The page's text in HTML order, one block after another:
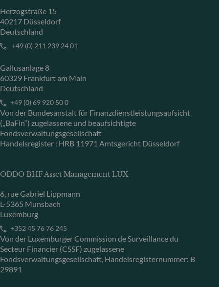
Herzogstraße 15
40217 Düsseldorf
Deutschland
+49 (0) 211 239 24 01
Gallusanlage 8
60329 Frankfurt am Main
Deutschland
+49 (0) 69 920 50 0
Von der Bundesanstalt für Finanzdienstleistungsaufsicht
(„BaFin“) zugelassene und beaufsichtigte
Fondsverwaltungsgesellschaft
Handelsregister : HRB 11971 Amtsgericht Düsseldorf
ODDO BHF Asset Management LUX
6, rue Gabriel Lippmann
L-5365 Munsbach
Luxemburg
+352 45 76 76 245
Von der Luxemburger Commission de Surveillance du
Secteur Financier (CSSF) zugelassene
Fondsverwaltungsgesellschaft, Handelsregisternummer: B
29891